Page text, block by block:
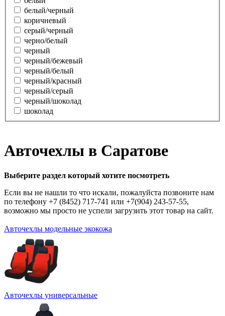
белый/черный
коричневый
серый/черный
черно/белый
черный
черный/бежевый
черный/белый
черный/красный
черный/серый
черный/шоколад
шоколад
Авточехлы в Саратове
Выберите раздел который хотите посмотреть
Если вы не нашли то что искали, пожалуйста позвоните нам
по телефону +7 (8452) 717-741 или +7(904) 243-57-55,
возможно мы просто не успели загрузить этот товар на сайт.
Авточехлы модельные экокожа
Авточехлы универсальные